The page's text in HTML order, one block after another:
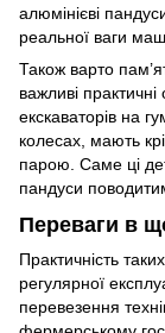
алюмінієві
реальної ваги
Також варто
важливі
екскаваторів на
колесах, мають
парою. Саме ці
пандуси
Переваги в
Практичність
регулярної
перевезення